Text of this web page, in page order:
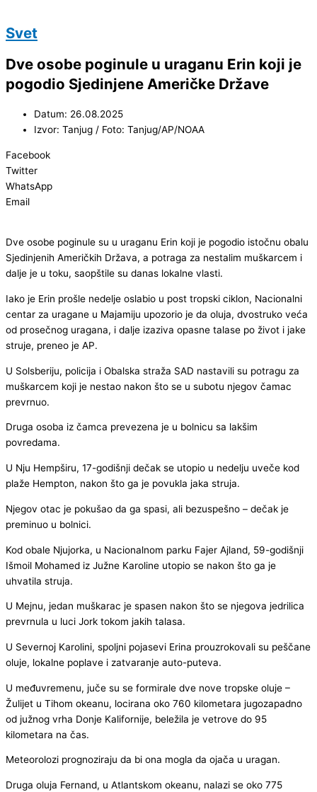
Svet
Dve osobe poginule u uraganu Erin koji je
pogodio Sjedinjene Američke Države
Datum: 26.08.2025
Izvor: Tanjug / Foto: Tanjug/AP/NOAA
Facebook
Twitter
WhatsApp
Email
Dve osobe poginule su u uraganu Erin koji je pogodio istočnu obalu
Sjedinjenih Američkih Država, a potraga za nestalim muškarcem i
dalje je u toku, saopštile su danas lokalne vlasti.
Iako je Erin prošle nedelje oslabio u post tropski ciklon, Nacionalni
centar za uragane u Majamiju upozorio je da oluja, dvostruko veća
od prosečnog uragana, i dalje izaziva opasne talase po život i jake
struje, preneo je AP.
U Solsberiju, policija i Obalska straža SAD nastavili su potragu za
muškarcem koji je nestao nakon što se u subotu njegov čamac
prevrnuo.
Druga osoba iz čamca prevezena je u bolnicu sa lakšim
povredama.
U Nju Hempširu, 17-godišnji dečak se utopio u nedelju uveče kod
plaže Hempton, nakon što ga je povukla jaka struja.
Njegov otac je pokušao da ga spasi, ali bezuspešno – dečak je
preminuo u bolnici.
Kod obale Njujorka, u Nacionalnom parku Fajer Ajland, 59-godišnji
Išmoil Mohamed iz Južne Karoline utopio se nakon što ga je
uhvatila struja.
U Mejnu, jedan muškarac je spasen nakon što se njegova jedrilica
prevrnula u luci Jork tokom jakih talasa.
U Severnoj Karolini, spoljni pojasevi Erina prouzrokovali su peščane
oluje, lokalne poplave i zatvaranje auto-puteva.
U međuvremenu, juče su se formirale dve nove tropske oluje –
Žulijet u Tihom okeanu, locirana oko 760 kilometara jugozapadno
od južnog vrha Donje Kalifornije, beležila je vetrove do 95
kilometara na čas.
Meteorolozi prognoziraju da bi ona mogla da ojača u uragan.
Druga oluja Fernand, u Atlantskom okeanu, nalazi se oko 775